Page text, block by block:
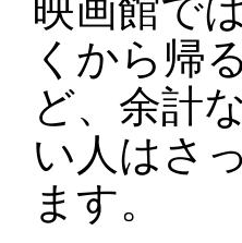
映画館で
くから帰
ど、余計
い人はさ
ます。